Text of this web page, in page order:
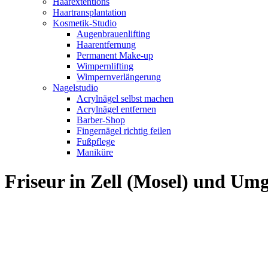
Haartransplantation
Kosmetik-Studio
Augenbrauenlifting
Haarentfernung
Permanent Make-up
Wimpernlifting
Wimpernverlängerung
Nagelstudio
Acrylnägel selbst machen
Acrylnägel entfernen
Barber-Shop
Fingernägel richtig feilen
Fußpflege
Maniküre
Friseur in Zell (Mosel) und